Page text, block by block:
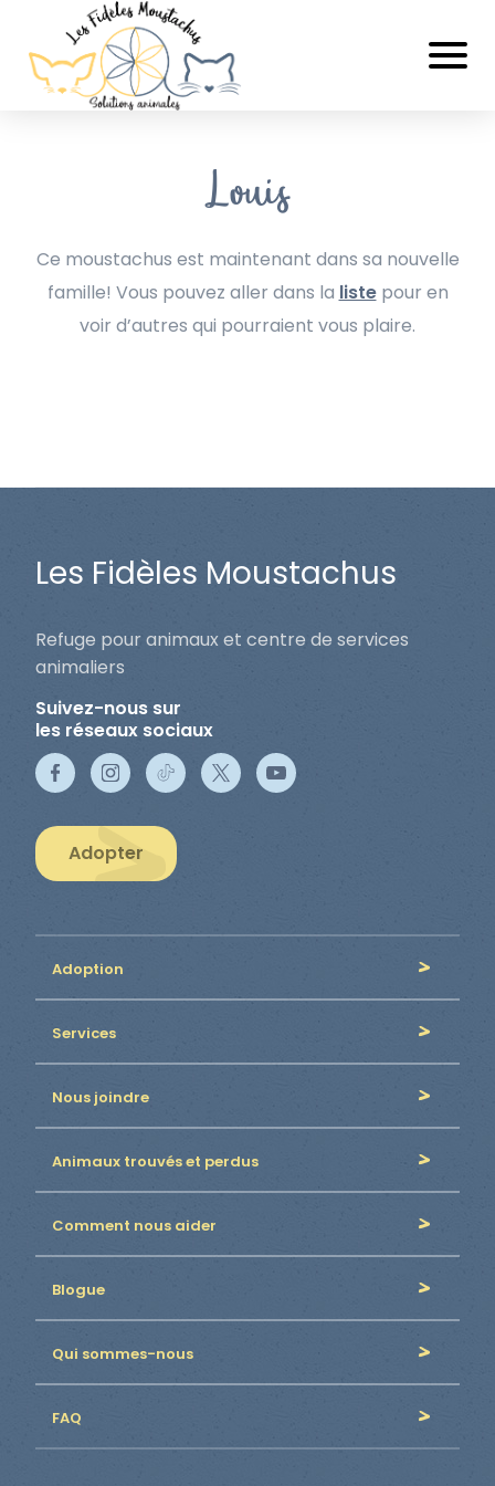
Louis
Ce moustachus est maintenant dans sa nouvelle
famille! Vous pouvez aller dans la listepour en
voir d’autres qui pourraient vous plaire.
Les Fidèles Moustachus
Refuge pour animaux et centre de services
animaliers
Suivez-nous sur
les réseaux sociaux
Adopter
Adoption
Services
Nous joindre
Animaux trouvés et perdus
Comment nous aider
Blogue
Qui sommes-nous
FAQ